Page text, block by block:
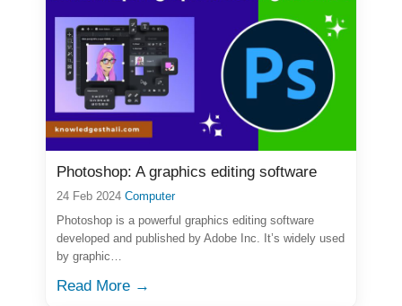
Photoshop: A graphics editing software
24 Feb 2024 Computer
Photoshop is a powerful graphics editing software
developed and published by Adobe Inc. It’s widely used
by graphic…
Read More →